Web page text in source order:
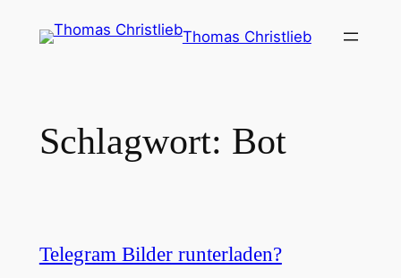
Inhalt
Thomas Christlieb
Schlagwort: Bot
Telegram Bilder runterladen?